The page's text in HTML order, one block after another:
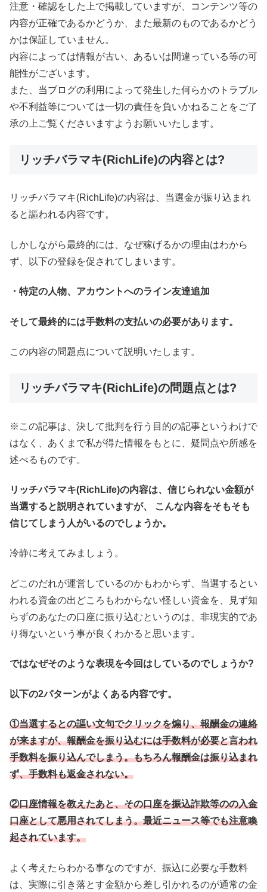
注意・確認をした上で掲載していますが、コンテンツ等の
内容が正確であるかどうか、また最新のものであるかどう
かは保証していません。
内容によっては情報が古い、あるいは間違っている等の可
能性がございます。
また、当ブログの利用によって発生した何らかのトラブル
や不利益等については一切の責任を負いかねることをご了
承の上ご覧くださいますようお願いいたします。
リッチバラマキ(RichLife)の内容とは?
リッチバラマキ(RichLife)の内容は、当選金が振り込まれ
ると謳われる内容です。
しかしながら最終的には、なぜ稼げるかの理由はわから
ず、以下の登録を促されてしまいます。
・特定の人物、アカウントへのライン友達追加
そして最終的には手数料の支払いの必要があります。
この内容の問題点について説明いたします。
リッチバラマキ(RichLife)の問題点とは?
※この記事は、決して批判を行う目的の記事というわけで
はなく、あくまで私が得た情報をもとに、疑問点や所感を
述べるものです。
リッチバラマキ(RichLife)の内容は、信じられない金額が
当選すると説明されていますが、 こんな内容をそもそも
信じてしまう人がいるのでしょうか。
冷静に考えてみましょう。
どこのだれが運営しているのかもわからず、当選するとい
われる資金の出どころもわからない怪しい資金を、見ず知
らずのあなたの口座に振り込むというのは、非現実的であ
り得ないという事が良くわかると思います。
ではなぜそのような表現を今回はしているのでしょうか?
以下の2パターンがよくある内容です。
①当選するとの謳い文句でクリックを煽り、報酬金の連絡
が来ますが、報酬金を振り込むには手数料が必要と言われ
手数料を振り込んでしまう。もちろん報酬金は振り込まれ
ず、手数料も返金されない。
②口座情報を教えたあと、その口座を振込詐欺等のの入金
口座として悪用されてしまう。最近ニュース等でも注意喚
起されています。
よく考えたらわかる事なのですが、振込に必要な手数料
は、実際に引き落とす金額から差し引かれるのが通常の金